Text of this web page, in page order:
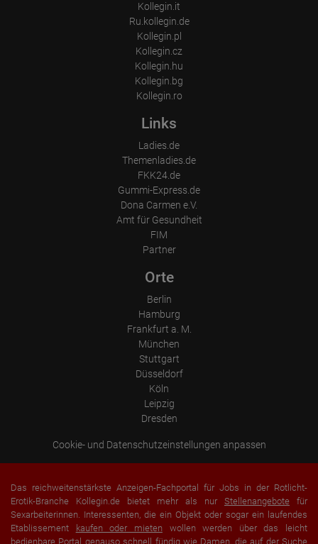
Kollegin.it
Ru.kollegin.de
Kollegin.pl
Kollegin.cz
Kollegin.hu
Kollegin.bg
Kollegin.ro
Links
Ladies.de
Themenladies.de
FKK24.de
Gummi-Express.de
Dona Carmen e.V.
Amt für Gesundheit
FIM
Partner
Orte
Berlin
Hamburg
Frankfurt a. M.
München
Stuttgart
Düsseldorf
Köln
Leipzig
Dresden
Cookie- und Datenschutzeinstellungen anpassen
Das reichweitenstärkste Anzeigen-Fachportal für Jobs in der Rotlicht-
Erotik-Branche Kollegin.de bietet mehr als nur Stellenangebote für
Sexarbeiterinnen. Interessenten, die ein Objekt oder sogar ein laufendes
Etablissement
kaufen oder mieten wollen werden über das leicht
bedienbare Portal genauso schnell fündig wie Damen, die auf der Suche